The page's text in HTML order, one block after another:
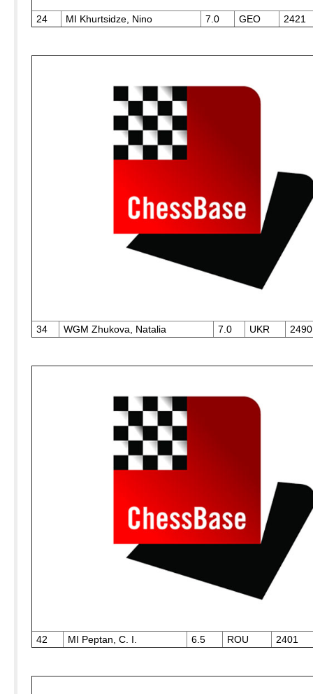
24 MI Khurtsidze, Nino 7.0 GEO 2421
34 WGM Zhukova, Natalia 7.0 UKR 2490
42 MI Peptan, C. I. 6.5 ROU 2401